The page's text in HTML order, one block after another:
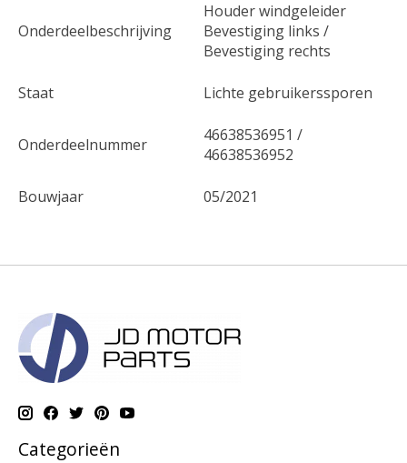
Onderdeelbeschrijving
Houder windgeleider
Bevestiging links /
Bevestiging rechts
Staat Lichte gebruikerssporen
Onderdeelnummer
46638536951 /
46638536952
Bouwjaar 05/2021
Categorieën